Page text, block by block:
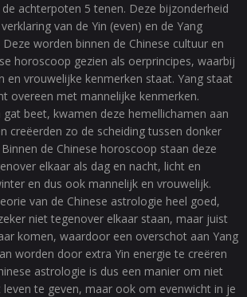
achterpoten 5 tenen. Deze bijzonderheid
van de Yin (even) en de Yang
worden binnen de Chinese cultuur en
horoscoop gezien als oerprincipes, waarbij
en vrouwelijke kenmerken staat. Yang staat
overeen met mannelijke kenmerken.
beet, kwamen deze hemellichamen aan
creëerden zo de scheiding tussen donker
Binnen de Chinese horoscoop staan deze
elkaar als dag en nacht, licht en
en dus ook mannelijk en vrouwelijk.
van de Chinese astrologie heel goed,
niet tegenover elkaar staan, maar juist
komen, waardoor een overschot aan Yang
worden door extra Yin energie te creëren
astrologie is dus een manier om niet
leven te geven, maar ook om evenwicht in je